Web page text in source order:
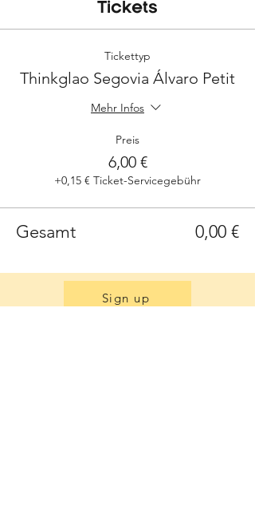
Tickets
Tickettyp
Thinkglao Segovia Álvaro Petit
Mehr Infos
Preis
6,00 €
+0,15 € Ticket-Servicegebühr
Gesamt 0,00 €
Sign up